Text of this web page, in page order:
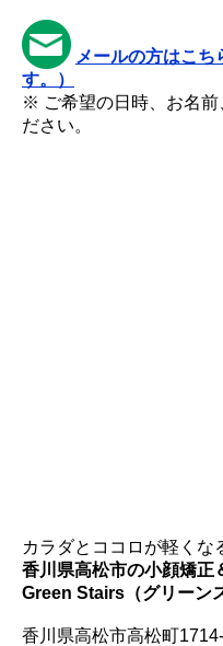
メールの方はこち
す。）
※ ご希望の日時、お名前
ださい。
カラダとココロが軽くな
香川県高松市の小顔矯正
Green Stairs（グリーン
香川県高松市高松町